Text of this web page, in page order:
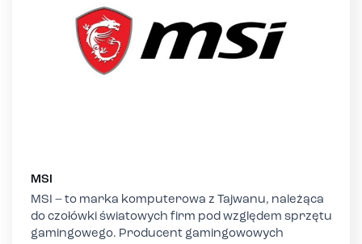
MSI
MSI – to marka komputerowa z Tajwanu, należąca
do czołówki światowych firm pod względem sprzętu
gamingowego. Producent gamingowowych